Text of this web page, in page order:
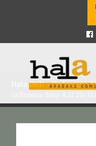
Hala Bedi>Podcasts>